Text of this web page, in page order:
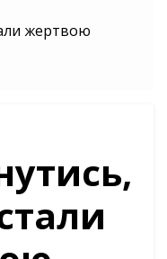
жертвою